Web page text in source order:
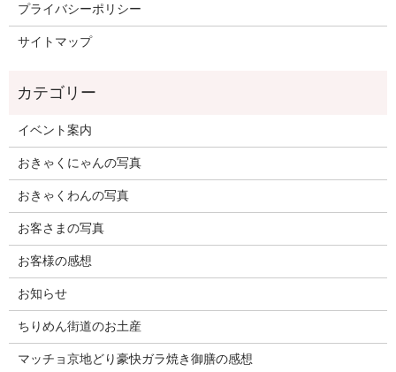
プライバシーポリシー
サイトマップ
イベント案内
おきゃくにゃんの写真
おきゃくわんの写真
お客さまの写真
お客様の感想
お知らせ
ちりめん街道のお土産
マッチョ京地どり豪快ガラ焼き御膳の感想